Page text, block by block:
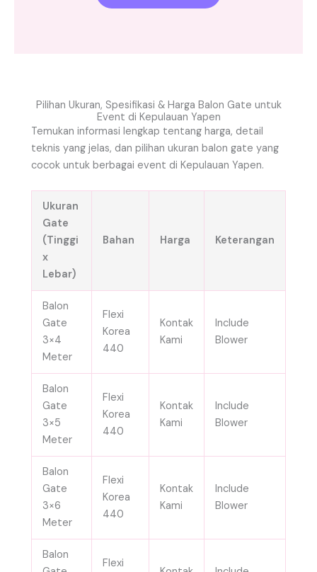
Pilihan Ukuran, Spesifikasi & Harga Balon Gate untuk
Event di Kepulauan Yapen
Temukan informasi lengkap tentang harga, detail
teknis yang jelas, dan pilihan ukuran balon gate yang
cocok untuk berbagai event di Kepulauan Yapen.
Ukuran
Gate
(Tinggi
x
Lebar)
Bahan Harga Keterangan
Balon
Gate
3×4
Meter
Flexi
Korea
440
Kontak
Kami
Include
Blower
Balon
Gate
3×5
Meter
Flexi
Korea
440
Kontak
Kami
Include
Blower
Balon
Gate
3×6
Meter
Flexi
Korea
440
Kontak
Kami
Include
Blower
Balon
Flexi